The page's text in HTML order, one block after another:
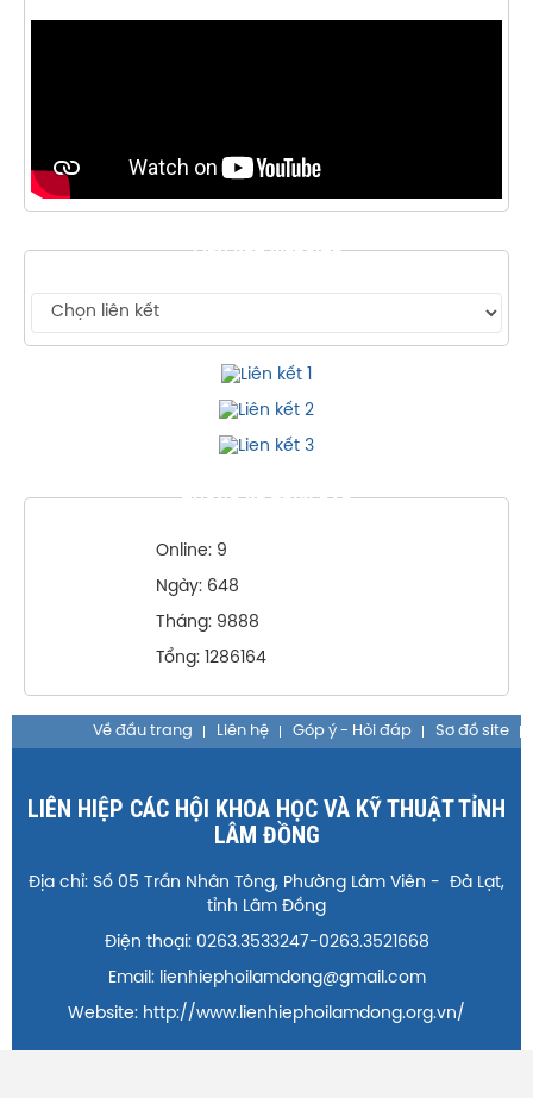
LIÊN KẾT WEBSITE
THỐNG KÊ TRUY CẬP
Online: 9
Ngày: 648
Tháng: 9888
Tổng: 1286164
Về đầu trang Liên hệ Góp ý - Hỏi đáp Sơ đồ site
LIÊN HIỆP CÁC HỘI KHOA HỌC VÀ KỸ THUẬT TỈNH
LÂM ĐỒNG
Địa chỉ: Số 05 Trần Nhân Tông, Phường Lâm Viên - Đà Lạt,
tỉnh Lâm Đồng
Điện thoại: 0263.3533247-0263.3521668
Email: lienhiephoilamdong@gmail.com
Website: http://www.lienhiephoilamdong.org.vn/